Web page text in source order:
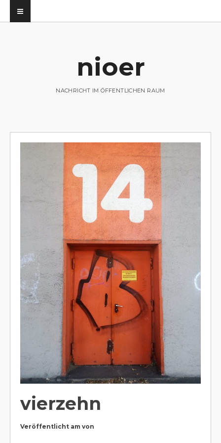
nioer
NACHRICHT IM ÖFFENTLICHEN RAUM
vierzehn
Veröffentlicht am von